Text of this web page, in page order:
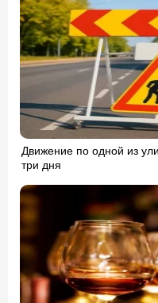
Движение по одной из
три дня